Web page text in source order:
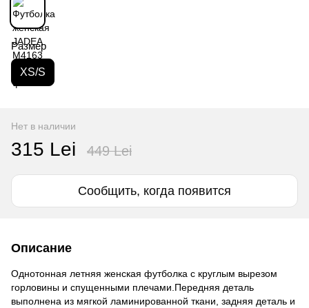
Размер
XS/S
Нет в наличии
315 Lei 449 Lei
Сообщить, когда появится
Описание
Однотонная летняя женская футболка с круглым вырезом
горловины и спущенными плечами.Передняя деталь
выполнена из мягкой ламинированной ткани, задняя деталь и